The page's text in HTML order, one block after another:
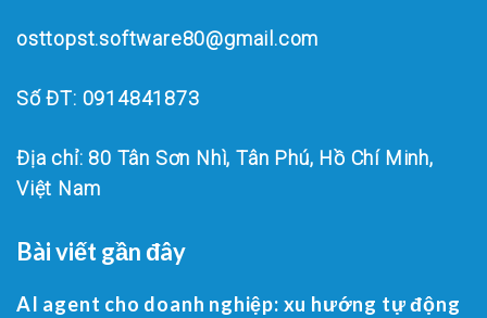
osttopst.software80@gmail.com
Số ĐT: 0914841873
Địa chỉ: 80 Tân Sơn Nhì, Tân Phú, Hồ Chí Minh,
Việt Nam
Bài viết gần đây
AI agent cho doanh nghiệp: xu hướng tự động